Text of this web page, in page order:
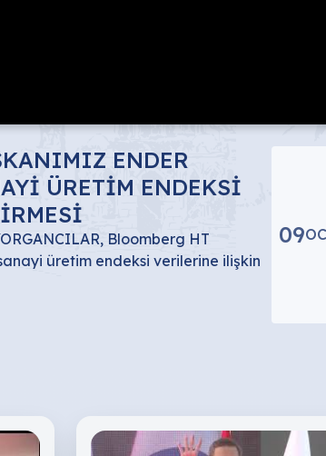
ENDER
ÜRETİM ENDEKSİ
Bloomberg HT
üretim endeksi verilerine ilişkin
09